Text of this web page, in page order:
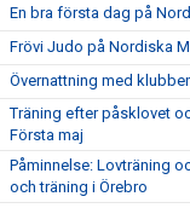
En bra första dag på
Frövi Judo på Nordiska
Övernattning med
Träning efter påsklovet
Första maj
Påminnelse: Lovträning
och träning i Örebro